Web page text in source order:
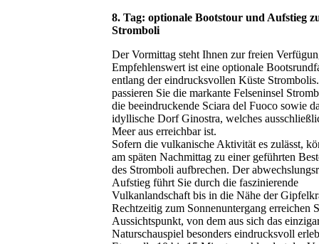
8. Tag: optionale Bootstour und Aufstieg
Stromboli
Der Vormittag steht Ihnen zur freien
Empfehlenswert ist eine optionale
entlang der eindrucksvollen Küste
passieren Sie die markante Felseninsel
die beeindruckende Sciara del Fuoco sowie
idyllische Dorf Ginostra, welches
Meer aus erreichbar ist.
Sofern die vulkanische Aktivität es zulässt,
am späten Nachmittag zu einer geführten
des Stromboli aufbrechen. Der
Aufstieg führt Sie durch die faszinierende
Vulkanlandschaft bis in die Nähe der
Rechtzeitig zum Sonnenuntergang erreichen
Aussichtspunkt, von dem aus sich das
Naturschauspiel besonders eindrucksvoll